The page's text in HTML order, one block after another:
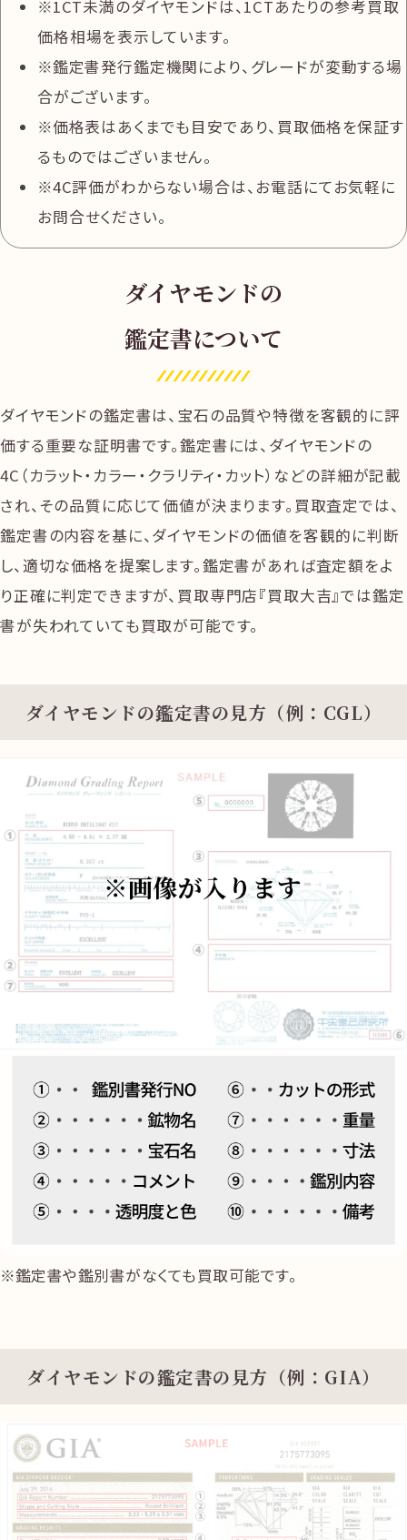
1CT未満のダイヤモンドは、1CTあたりの参考買取
価格相場を表示しています。
鑑定書発行鑑定機関により、グレードが変動する場
合がございます。
価格表はあくまでも目安であり、買取価格を保証す
るものではございません。
4C評価がわからない場合は、お電話にてお気軽に
お問合せください。
ダイヤモンドの
鑑定書について
ダイヤモンドの鑑定書は、宝石の品質や特徴を客観的に評
価する重要な証明書です。鑑定書には、ダイヤモンドの
4C（カラット・カラー・クラリティ・カット）などの詳細が記載
され、その品質に応じて価値が決まります。買取査定では、
鑑定書の内容を基に、ダイヤモンドの価値を客観的に判断
し、適切な価格を提案します。鑑定書があれば査定額をよ
り正確に判定できますが、買取専門店『買取大吉』では鑑定
書が失われていても買取が可能です。
ダイヤモンドの鑑定書の見方（例：CGL）
鑑定書や鑑別書がなくても買取可能です。
ダイヤモンドの鑑定書の見方（例：GIA）